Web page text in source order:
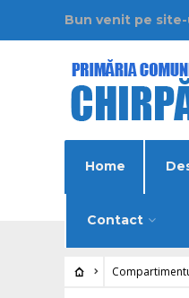
Bun venit pe
Home
Contact